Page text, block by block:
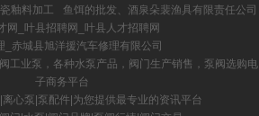
釉料加工
鱼饵的批发、酒泉朵裴渔具有限责任公司
网_叶县招聘网_叶县人才招聘网
_赤城县旭洋援汽车修理有限公司
工业泵，各种水泵产品，阀门生产销售，泵阀选购电
子商务平台
心泵|泵配件|为您提供最专业的资讯平台